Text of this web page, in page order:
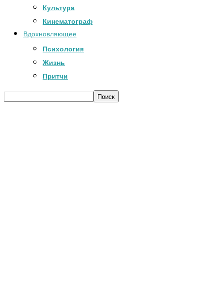
Культура
Кинематограф
Вдохновляющее
Психология
Жизнь
Притчи